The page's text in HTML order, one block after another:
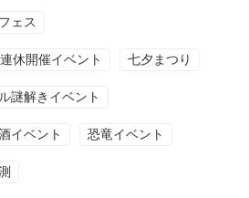
ェス
休開催イベント 七夕まつり
謎解きイベント
イベント 恐竜イベント